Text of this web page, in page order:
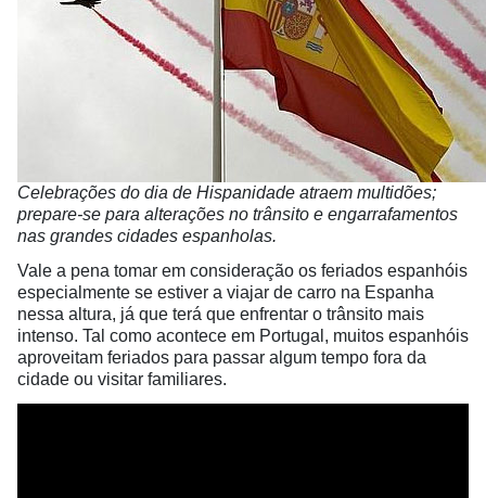
Celebrações do dia de Hispanidade atraem multidões;
prepare-se para alterações no trânsito e engarrafamentos
nas grandes cidades espanholas.
Vale a pena tomar em consideração os feriados espanhóis
especialmente se estiver a viajar de carro na Espanha
nessa altura, já que terá que enfrentar o trânsito mais
intenso. Tal como acontece em Portugal, muitos espanhóis
aproveitam feriados para passar algum tempo fora da
cidade ou visitar familiares.